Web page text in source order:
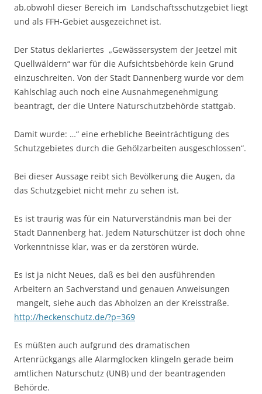
ab,obwohl dieser Bereich im Landschaftsschutzgebiet liegt
und als FFH-Gebiet ausgezeichnet ist.
Der Status deklariertes „Gewässersystem der Jeetzel mit
Quellwäldern“ war für die Aufsichtsbehörde kein Grund
einzuschreiten. Von der Stadt Dannenberg wurde vor dem
Kahlschlag auch noch eine Ausnahmegenehmigung
beantragt, der die Untere Naturschutzbehörde stattgab.
Damit wurde: …“ eine erhebliche Beeinträchtigung des
Schutzgebietes durch die Gehölzarbeiten ausgeschlossen“.
Bei dieser Aussage reibt sich Bevölkerung die Augen, da
das Schutzgebiet nicht mehr zu sehen ist.
Es ist traurig was für ein Naturverständnis man bei der
Stadt Dannenberg hat. Jedem Naturschützer ist doch ohne
Vorkenntnisse klar, was er da zerstören würde.
Es ist ja nicht Neues, daß es bei den ausführenden
Arbeitern an Sachverstand und genauen Anweisungen
mangelt, siehe auch das Abholzen an der Kreisstraße.
http://heckenschutz.de/?p=369
Es müßten auch aufgrund des dramatischen
Artenrückgangs alle Alarmglocken klingeln gerade beim
amtlichen Naturschutz (UNB) und der beantragenden
Behörde.